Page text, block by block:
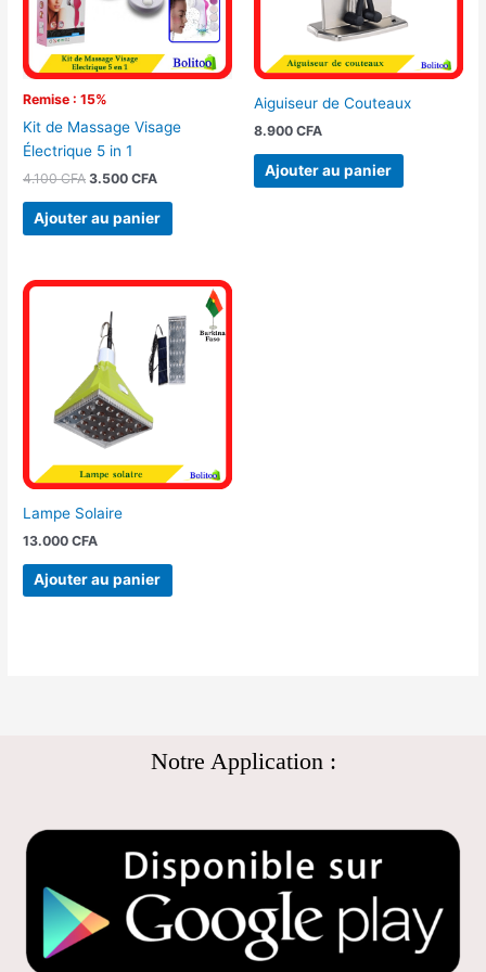
Remise : 15%
Kit de Massage Visage
Électrique 5 in 1
4.100CFA 3.500CFA
Ajouter au panier
Aiguiseur de Couteaux
8.900 CFA
Ajouter au panier
Lampe Solaire
13.000CFA
Ajouter au panier
Notre Application :